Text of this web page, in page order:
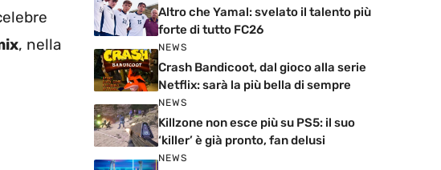
, nella
Altro che Yamal: svelato il talento più
forte di tutto FC26
NEWS
Crash Bandicoot, dal gioco alla serie
Netflix: sarà la più bella di sempre
NEWS
Killzone non esce più su PS5: il suo
‘killer’ è già pronto, fan delusi
NEWS